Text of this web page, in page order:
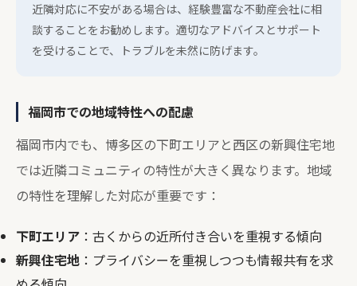
近隣対応に不安がある場合は、経験豊富な不動産会社に相
談することをお勧めします。適切なアドバイスとサポート
を受けることで、トラブルを未然に防げます。
福岡市での地域特性への配慮
福岡市内でも、博多区の下町エリアと西区の新興住宅地
では近隣コミュニティの特性が大きく異なります。地域
の特性を理解した対応が重要です：
下町エリア ：古くからの近所付き合いを重視する傾向
新興住宅地 ：プライバシーを重視しつつも情報共有を求